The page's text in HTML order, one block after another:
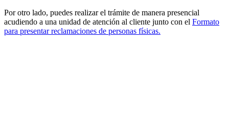
Por otro lado, puedes realizar el trámite de manera presencial
acudiendo a una unidad de atención al cliente junto con el Formato
para presentar reclamaciones de personas físicas.